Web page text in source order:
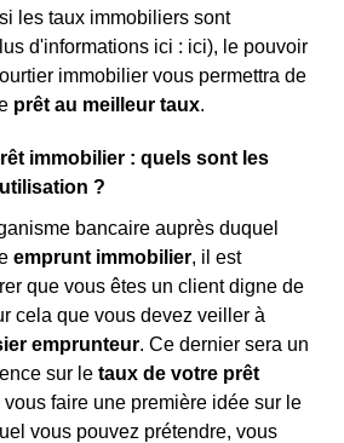
les taux immobiliers sont
d'informations ici : ici), le pouvoir
immobilier vous permettra de
prêt au meilleur taux.
immobilier : quels sont les
?
bancaire auprès duquel
emprunt immobilier, il est
que vous êtes un client digne de
cela que vous devez veiller à
emprunteur. Ce dernier sera un
sur le taux de votre prêt
vous faire une première idée sur le
vous pouvez prétendre, vous